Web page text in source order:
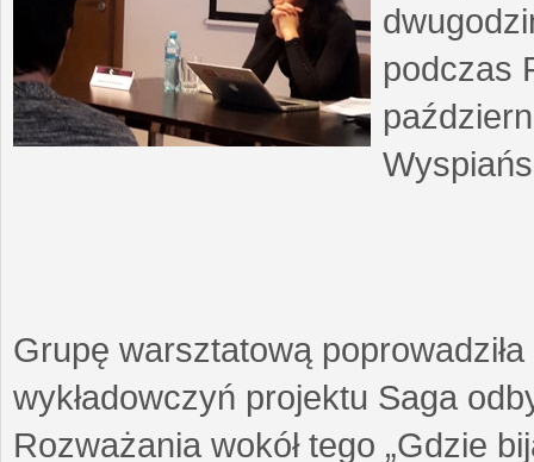
podczas
Grupę warsztatową
wykładowczyń projektu Saga
Rozważania wokół tego „Gdzie